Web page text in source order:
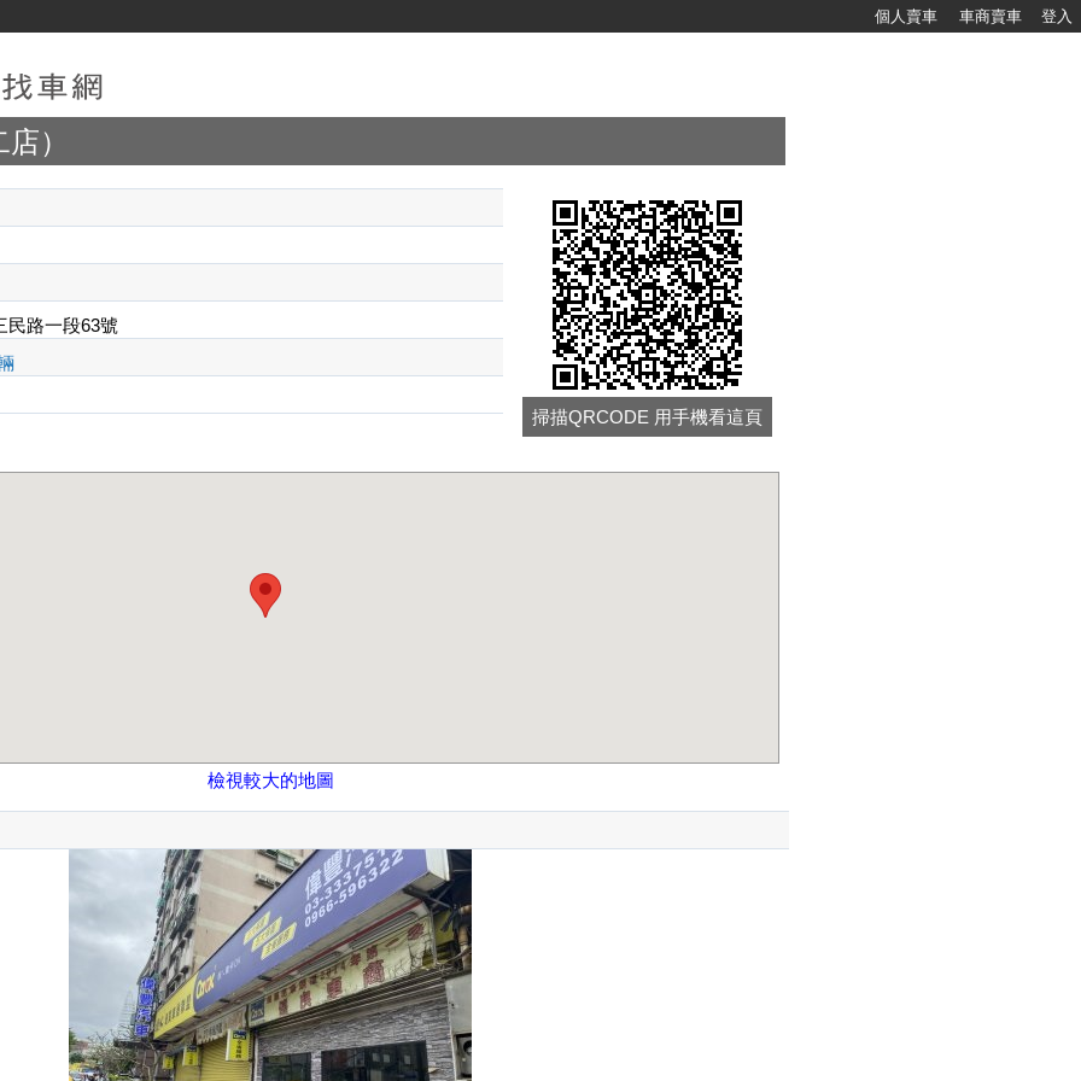
個人賣車 車商賣車 登入
）
民路一段63號
掃描QRCODE 用手機看這頁
檢視較大的地圖